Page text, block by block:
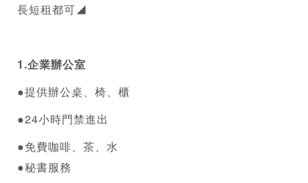
長短租都可◢
1.企業辦公室
●提供辦公桌、椅、櫃
●24小時門禁進出
●免費咖啡、茶、水
●秘書服務